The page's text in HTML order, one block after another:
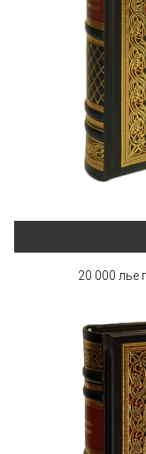
20 000 лье